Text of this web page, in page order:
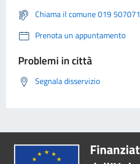
Chiama il comune 019 507071
Prenota un appuntamento
Problemi in città
Segnala disservizio